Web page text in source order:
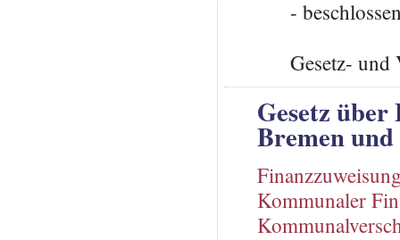
-
Gesetz-
Gesetz über
Bremen
Kommunaler